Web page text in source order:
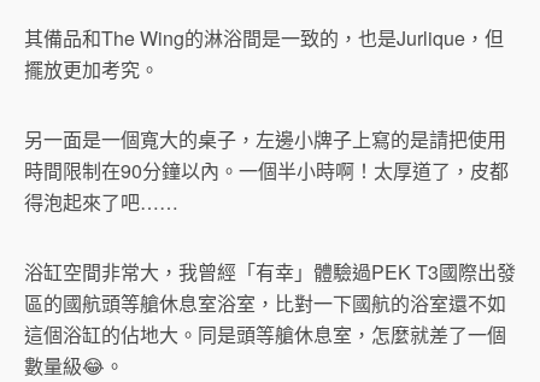
其備品和The Wing的淋浴間是一致的，也是Jurlique，但
擺放更加考究。
另一面是一個寬大的桌子，左邊小牌子上寫的是請把使用
時間限制在90分鐘以內。一個半小時啊！太厚道了，皮都
得泡起來了吧……
浴缸空間非常大，我曾經「有幸」體驗過PEK T3國際出發
區的國航頭等艙休息室浴室，比對一下國航的浴室還不如
這個浴缸的佔地大。同是頭等艙休息室，怎麼就差了一個
數量級😂。